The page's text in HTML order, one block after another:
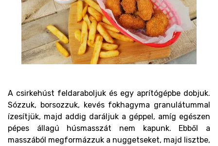
A csirkehúst feldaraboljuk és egy aprítógépbe dobjuk.
Sózzuk, borsozzuk, kevés fokhagyma granulátummal
ízesítjük, majd addig daráljuk a géppel, amíg egészen
pépes állagú húsmasszát nem kapunk. Ebből a
masszából megformázzuk a nuggetseket, majd lisztbe,